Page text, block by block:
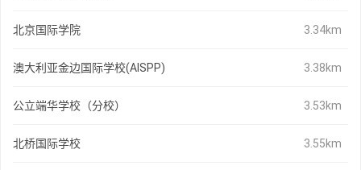
北京国际学院 3.34km
澳大利亚金边国际学校(AISPP) 3.38km
公立端华学校（分校） 3.53km
北桥国际学校 3.55km